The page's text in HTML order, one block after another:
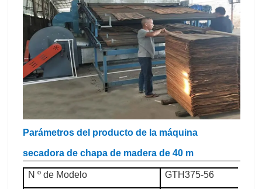
Parámetros del producto de la máquina
secadora de chapa de madera de 40 m
N º de Modelo
GTH375-56